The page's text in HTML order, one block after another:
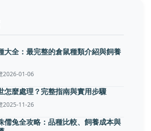
大全：最完整的倉鼠種類介紹與飼養
2026-01-06
怎麼處理？完整指南與實用步驟
2025-11-26
儒兔全攻略：品種比較、飼養成本與